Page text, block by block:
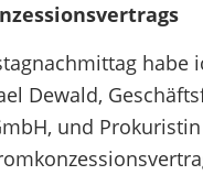
habe
Dewald,
und